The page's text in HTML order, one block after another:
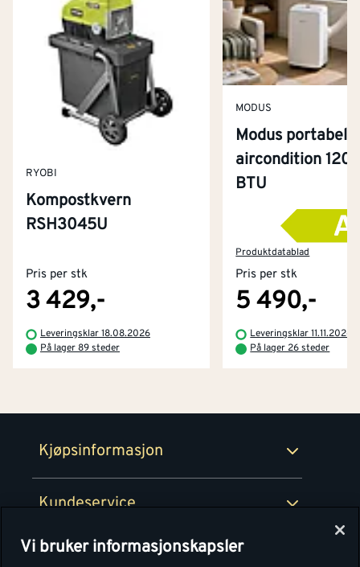
RYOBI
Kompostkvern
RSH3045U
Pris per stk
3 429,-
Leveringsklar 18.08.2026
På lager 89 steder
MODUS
Modus portabel
aircondition
BTU
Produktdatablad
Pris per stk
5 490,-
Leveringsklar 11.11.2026
På lager 26 steder
Kjøpsinformasjon
Kjøpsbetingelser
Retur- og angrerettsskjema
Kundeservice
Tjenester
Montér Klubb
Montér
Byggevarehus og åpningstider
Prismatch
Personvern
Vi bruker informasjonskapsler